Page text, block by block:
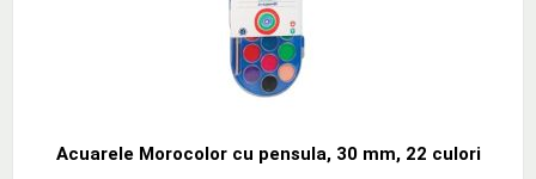
Acuarele Morocolor cu pensula, 30 mm, 22 culori